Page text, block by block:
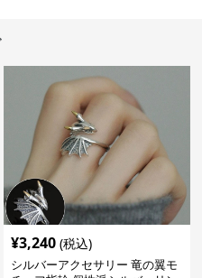
¥3,240 (税込)
シルバーアクセサリー 竜の翼モ